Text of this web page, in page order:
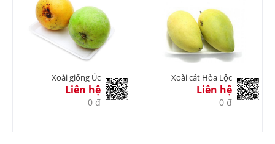
Xoài giống Úc
Liên hệ
0 đ
Xoài cát Hòa Lộc
Liên hệ
0 đ